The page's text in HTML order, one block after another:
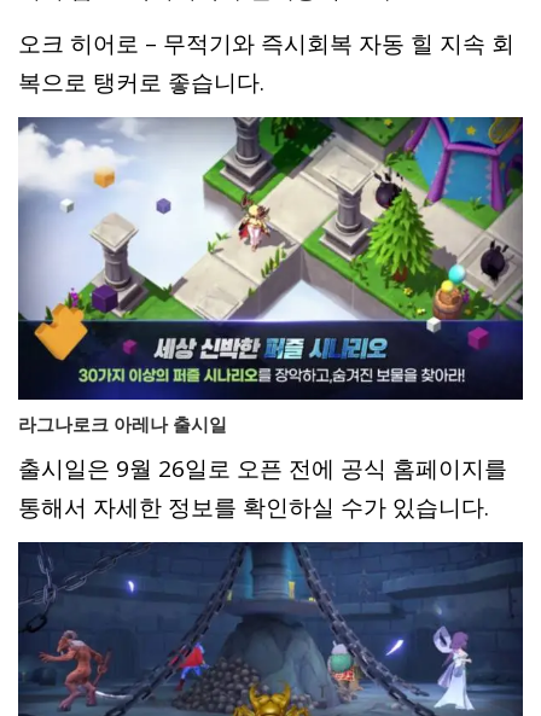
오크 히어로 – 무적기와 즉시회복 자동 힐 지속 회
복으로 탱커로 좋습니다.
라그나로크 아레나 출시일
출시일은 9월 26일로 오픈 전에 공식 홈페이지를
통해서 자세한 정보를 확인하실 수가 있습니다.